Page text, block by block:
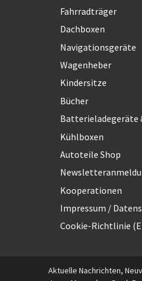
Fahrradträger
Dachboxen
Navigationsgeräte
Wagenheber
Kindersitze
Bücher
Batterieladegeräte
Kühlboxen
Autoteile Shop
Kooperationen
Impressum /
Cookie-Richtlinie
Aktuelle Nachrichten,